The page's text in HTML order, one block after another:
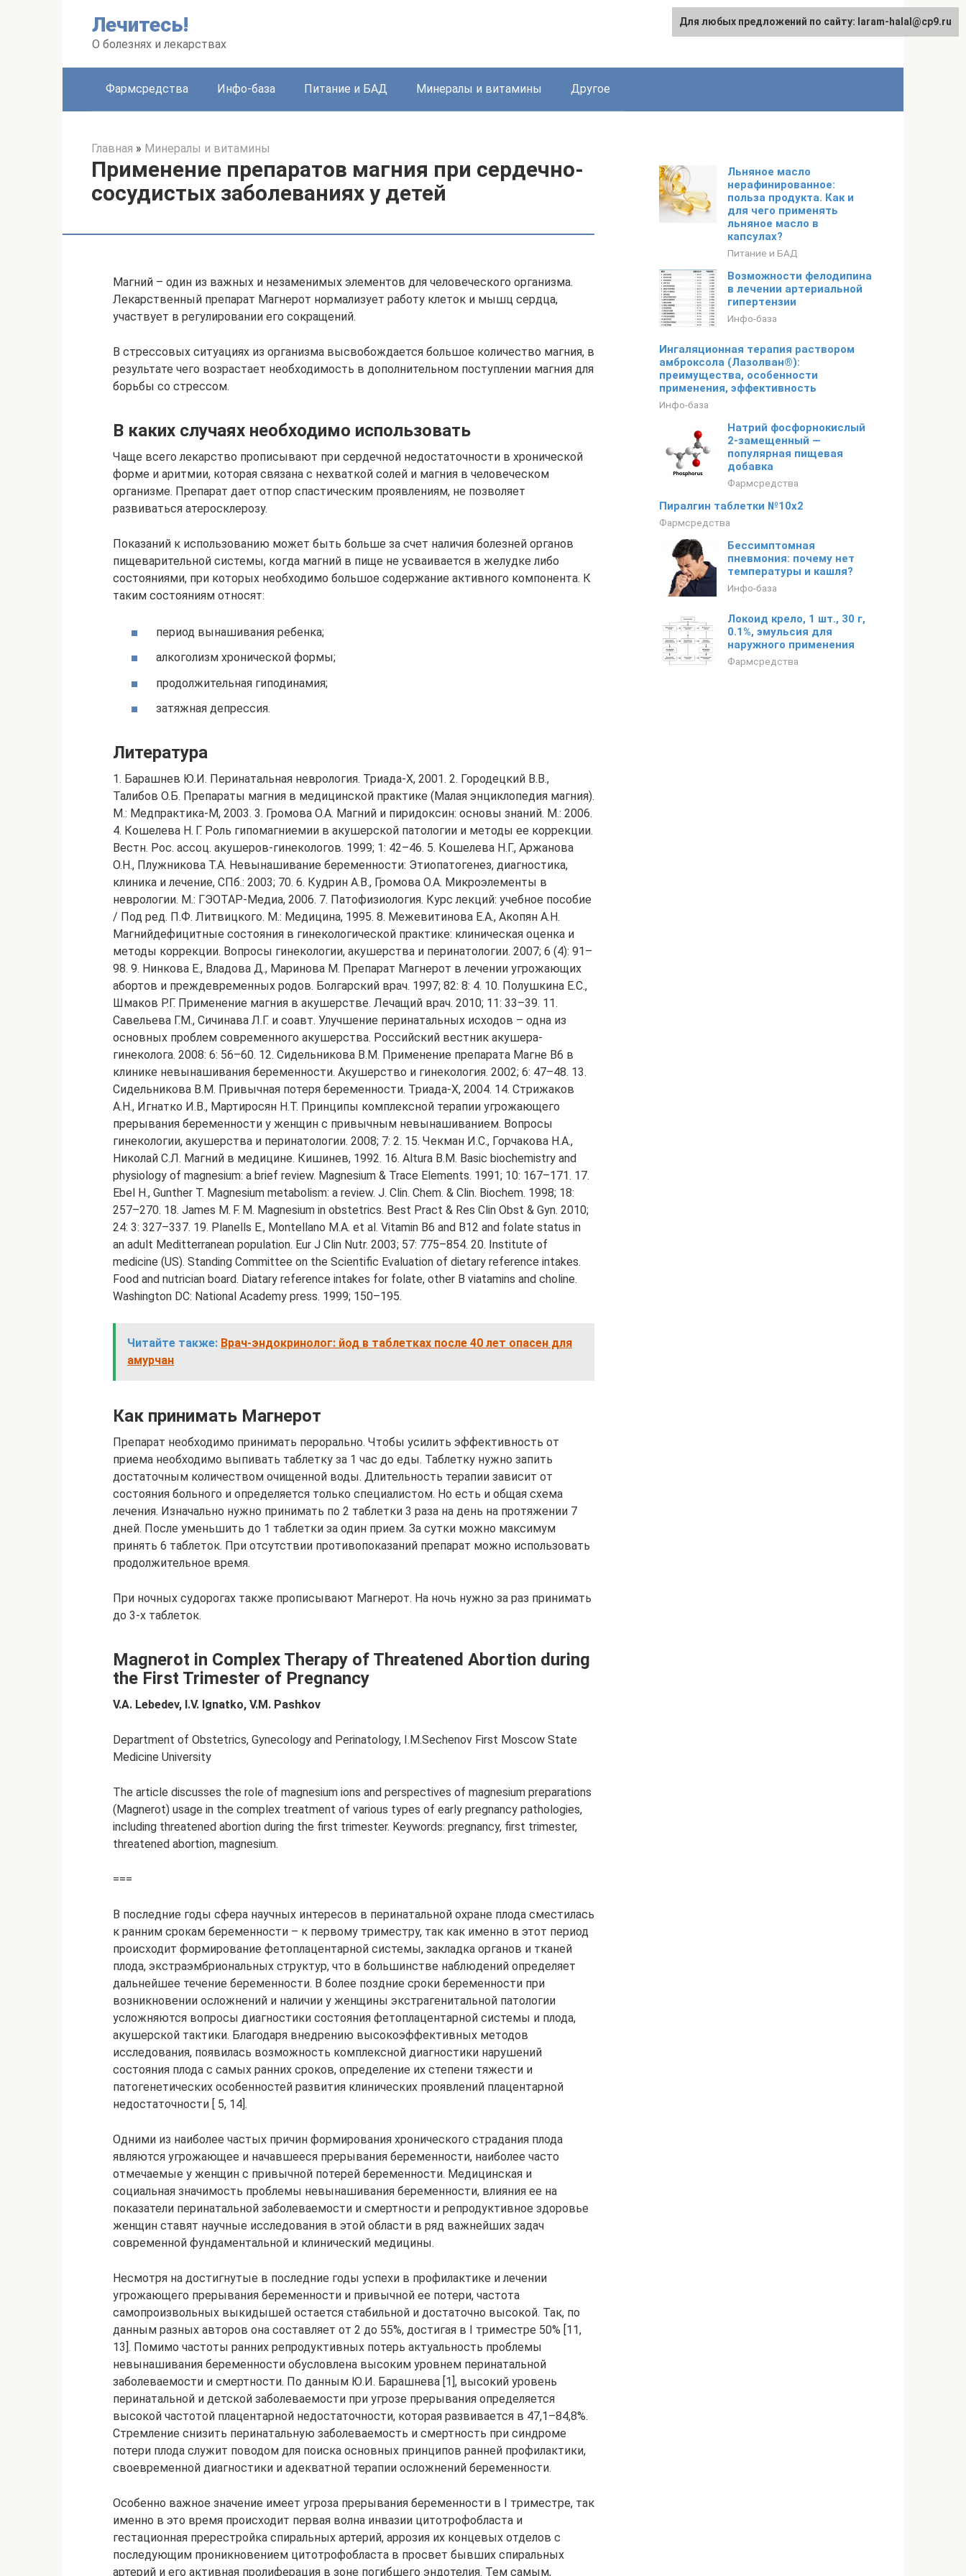
Лечитесь!
О болезнях и лекарствах
Фармсредства Инфо-база Питание и БАД Минералы и витамины Другое
Главная » Минералы и витамины
Применение препаратов магния при сердечно-
сосудистых заболеваниях у детей
Магний – один из важных и незаменимых элементов для человеческого организма.
Лекарственный препарат Магнерот нормализует работу клеток и мышц сердца,
участвует в регулировании его сокращений.
В стрессовых ситуациях из организма высвобождается большое количество магния, в
результате чего возрастает необходимость в дополнительном поступлении магния для
борьбы со стрессом.
В каких случаях необходимо использовать
Чаще всего лекарство прописывают при сердечной недостаточности в хронической
форме и аритмии, которая связана с нехваткой солей и магния в человеческом
организме. Препарат дает отпор спастическим проявлениям, не позволяет
развиваться атеросклерозу.
Показаний к использованию может быть больше за счет наличия болезней органов
пищеварительной системы, когда магний в пище не усваивается в желудке либо
состояниями, при которых необходимо большое содержание активного компонента. К
таким состояниям относят:
период вынашивания ребенка;
алкоголизм хронической формы;
продолжительная гиподинамия;
затяжная депрессия.
Литература
1. Барашнев Ю.И. Перинатальная неврология. Триада-Х, 2001. 2. Городецкий В.В.,
Талибов О.Б. Препараты магния в медицинской практике (Малая энциклопедия магния).
М.: Медпрактика-М, 2003. 3. Громова О.А. Магний и пиридоксин: основы знаний. М.: 2006.
4. Кошелева Н. Г. Роль гипомагниемии в акушерской патологии и методы ее коррекции.
Вестн. Рос. ассоц. акушеров-гинекологов. 1999; 1: 42–46. 5. Кошелева Н.Г., Аржанова
О.Н., Плужникова Т.А. Невынашивание беременности: Этиопатогенез, диагностика,
клиника и лечение, СПб.: 2003; 70. 6. Кудрин А.В., Громова О.А. Микроэлементы в
неврологии. М.: ГЭОТАР-Медиа, 2006. 7. Патофизиология. Курс лекций: учебное пособие
/ Под ред. П.Ф. Литвицкого. М.: Медицина, 1995. 8. Межевитинова Е.А., Акопян А.Н.
Магнийдефицитные состояния в гинекологической практике: клиническая оценка и
методы коррекции. Вопросы гинекологии, акушерства и перинатологии. 2007; 6 (4): 91–
98. 9. Нинкова Е., Владова Д., Маринова М. Препарат Магнерот в лечении угрожающих
абортов и преждевременных родов. Болгарский врач. 1997; 82: 8: 4. 10. Полушкина Е.С.,
Шмаков Р.Г. Применение магния в акушерстве. Лечащий врач. 2010; 11: 33–39. 11.
Савельева Г.М., Сичинава Л.Г. и соавт. Улучшение перинатальных исходов – одна из
основных проблем современного акушерства. Российский вестник акушера-
гинеколога. 2008: 6: 56–60. 12. Сидельникова В.М. Применение препарата Магне В6 в
клинике невынашивания беременности. Акушерство и гинекология. 2002; 6: 47–48. 13.
Сидельникова В.М. Привычная потеря беременности. Триада-Х, 2004. 14. Стрижаков
А.Н., Игнатко И.В., Мартиросян Н.Т. Принципы комплексной терапии угрожающего
прерывания беременности у женщин с привычным невынашиванием. Вопросы
гинекологии, акушерства и перинатологии. 2008; 7: 2. 15. Чекман И.С., Горчакова Н.А.,
Николай С.Л. Магний в медицине. Кишинев, 1992. 16. Altura B.M. Basic biochemistry and
physiology of magnesium: a brief review. Magnesium & Trace Elements. 1991; 10: 167–171. 17.
Ebel H., Gunther T. Magnesium metabolism: a review. J. Clin. Chem. & Clin. Biochem. 1998; 18:
257–270. 18. James M. F. M. Magnesium in obstetrics. Best Pract & Res Clin Obst & Gyn. 2010;
24: 3: 327–337. 19. Planells E., Montellano M.A. et al. Vitamin B6 and B12 and folate status in
an adult Meditterranean population. Eur J Clin Nutr. 2003; 57: 775–854. 20. Institute of
medicine (US). Standing Committee on the Scientific Evaluation of dietary reference intakes.
Food and nutrician board. Diatary reference intakes for folate, other B viatamins and choline.
Washington DC: National Academy press. 1999; 150–195.
Читайте также: Врач-эндокринолог: йод в таблетках после 40 лет опасен для
амурчан
Как принимать Магнерот
Препарат необходимо принимать перорально. Чтобы усилить эффективность от
приема необходимо выпивать таблетку за 1 час до еды. Таблетку нужно запить
достаточным количеством очищенной воды. Длительность терапии зависит от
состояния больного и определяется только специалистом. Но есть и общая схема
лечения. Изначально нужно принимать по 2 таблетки 3 раза на день на протяжении 7
дней. После уменьшить до 1 таблетки за один прием. За сутки можно максимум
принять 6 таблеток. При отсутствии противопоказаний препарат можно использовать
продолжительное время.
При ночных судорогах также прописывают Магнерот. На ночь нужно за раз принимать
до 3-х таблеток.
Magnerot in Complex Therapy of Threatened Abortion during
the First Trimester of Pregnancy
V.A. Lebedev, I.V. Ignatko, V.M. Pashkov
Department of Obstetrics, Gynecology and Perinatology, I.M.Sechenov First Moscow State
Medicine University
The article discusses the role of magnesium ions and perspectives of magnesium preparations
(Magnerot) usage in the complex treatment of various types of early pregnancy pathologies,
including threatened abortion during the first trimester. Keywords: pregnancy, first trimester,
threatened abortion, magnesium.
===
В последние годы сфера научных интересов в перинатальной охране плода сместилась
к ранним срокам беременности – к первому триместру, так как именно в этот период
происходит формирование фетоплацентарной системы, закладка органов и тканей
плода, экстраэмбриональных структур, что в большинстве наблюдений определяет
дальнейшее течение беременности. В более поздние сроки беременности при
возникновении осложнений и наличии у женщины экстрагенитальной патологии
усложняются вопросы диагностики состояния фетоплацентарной системы и плода,
акушерской тактики. Благодаря внедрению высокоэффективных методов
исследования, появилась возможность комплексной диагностики нарушений
состояния плода с самых ранних сроков, определение их степени тяжести и
патогенетических особенностей развития клинических проявлений плацентарной
недостаточности [ 5, 14].
Одними из наиболее частых причин формирования хронического страдания плода
являются угрожающее и начавшееся прерывания беременности, наиболее часто
отмечаемые у женщин с привычной потерей беременности. Медицинская и
социальная значимость проблемы невынашивания беременности, влияния ее на
показатели перинатальной заболеваемости и смертности и репродуктивное здоровье
женщин ставят научные исследования в этой области в ряд важнейших задач
современной фундаментальной и клинический медицины.
Несмотря на достигнутые в последние годы успехи в профилактике и лечении
угрожающего прерывания беременности и привычной ее потери, частота
самопроизвольных выкидышей остается стабильной и достаточно высокой. Так, по
данным разных авторов она составляет от 2 до 55%, достигая в I триместре 50% [11,
13]. Помимо частоты ранних репродуктивных потерь актуальность проблемы
невынашивания беременности обусловлена высоким уровнем перинатальной
заболеваемости и смертности. По данным Ю.И. Барашнева [1], высокий уровень
перинатальной и детской заболеваемости при угрозе прерывания определяется
высокой частотой плацентарной недостаточности, которая развивается в 47,1–84,8%.
Стремление снизить перинатальную заболеваемость и смертность при синдроме
потери плода служит поводом для поиска основных принципов ранней профилактики,
своевременной диагностики и адекватной терапии осложнений беременности.
Особенно важное значение имеет угроза прерывания беременности в I триместре, так
именно в это время происходит первая волна инвазии цитотрофобласта и
гестационная пререстройка спиральных артерий, аррозия их концевых отделов с
последующим проникновением цитотрофобласта в просвет бывших спиральных
артерий и его активная пролиферация в зоне погибшего эндотелия. Тем самым,
Льняное масло
нерафинированное:
польза продукта. Как и
для чего применять
льняное масло в
капсулах?
Питание и БАД
Возможности фелодипина
в лечении артериальной
гипертензии
Инфо-база
Ингаляционная терапия раствором
амброксола (Лазолван®):
преимущества, особенности
применения, эффективность
Инфо-база
Натрий фосфорнокислый
2-замещенный —
популярная пищевая
добавка
Фармсредства
Пиралгин таблетки №10х2
Фармсредства
Бессимптомная
пневмония: почему нет
температуры и кашля?
Инфо-база
Локоид крело, 1 шт., 30 г,
0.1%, эмульсия для
наружного применения
Фармсредства
Для любых предложений по сайту: laram-halal@cp9.ru